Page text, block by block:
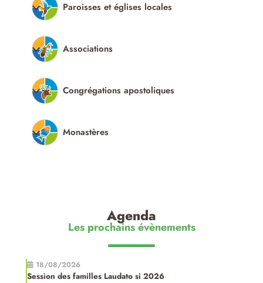
Paroisses et églises locales
Associations
Congrégations apostoliques
Monastères
Agenda
Les prochains évènements
18/08/2026
Session des familles Laudato si 2026